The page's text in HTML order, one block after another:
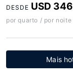
DESDE USD 346
por quarto / por noite
Mais